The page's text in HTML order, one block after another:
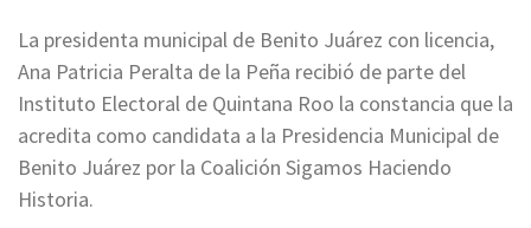
La presidenta municipal de Benito Juárez con licencia,
Ana Patricia Peralta de la Peña recibió de parte del
Instituto Electoral de Quintana Roo la constancia que la
acredita como candidata a la Presidencia Municipal de
Benito Juárez por la Coalición Sigamos Haciendo
Historia.